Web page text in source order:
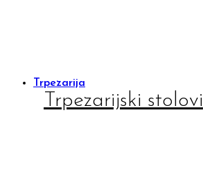
Trpezarija
Trpezarijski stolovi